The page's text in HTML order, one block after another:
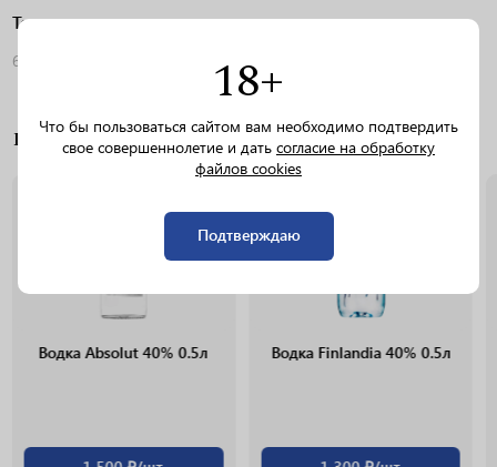
18+
Что бы пользоваться сайтом вам необходимо подтвердить
свое совершеннолетие и дать согласие на обработку
файлов cookies
Подтверждаю
Температура подачи
6–8°C (или замороженной до −10°C).
ПОХОЖИЕ ТОВАРЫ
Водка Absolut 40% 0.5л Водка Finlandia 40% 0.5л